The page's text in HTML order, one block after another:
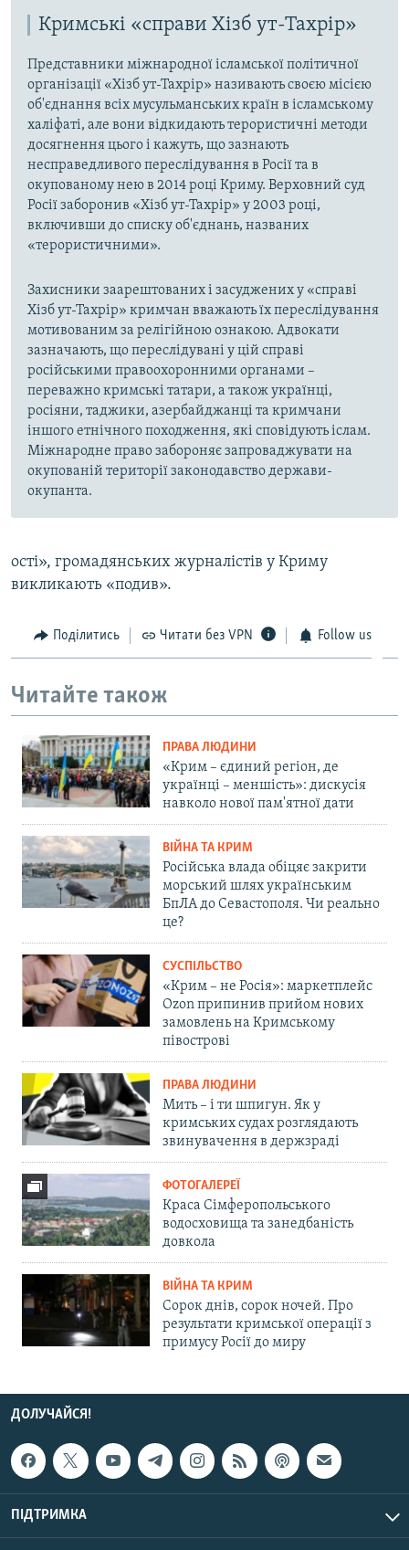
Кримські «справи Хізб ут-Тахрір»
Представники міжнародної ісламської політичної
організації «Хізб ут-Тахрір» називають своєю місією
об'єднання всіх мусульманських країн в ісламському
халіфаті, але вони відкидають терористичні методи
досягнення цього і кажуть, що зазнають
несправедливого переслідування в Росії та в
окупованому нею в 2014 році Криму. Верховний суд
Росії заборонив «Хізб ут-Тахрір» у 2003 році,
включивши до списку об'єднань, названих
«терористичними».
Захисники заарештованих і засуджених у «справі
Хізб ут-Тахрір» кримчан вважають їх переслідування
мотивованим за релігійною ознакою. Адвокати
зазначають, що переслідувані у цій справі
російськими правоохоронними органами –
переважно кримські татари, а також українці,
росіяни, таджики, азербайджанці та кримчани
іншого етнічного походження, які сповідують іслам.
Міжнародне право забороняє запроваджувати на
окупованій території законодавство держави-
окупанта.
ості», громадянських журналістів у Криму
викликають «подив».
Поділитись Читати без VPN Follow us
Читайте також
ПРАВА ЛЮДИНИ
«Крим – єдиний регіон, де
українці – меншість»: дискусія
навколо нової пам'ятної дати
ВІЙНА ТА КРИМ
Російська влада обіцяє закрити
морський шлях українським
БпЛА до Севастополя. Чи реально
це?
СУСПІЛЬСТВО
«Крим – не Росія»: маркетплейс
Ozon припинив прийом нових
замовлень на Кримському
півострові
ПРАВА ЛЮДИНИ
Мить – і ти шпигун. Як у
кримських судах розглядають
звинувачення в держзраді
ФОТОГАЛЕРЕЇ
Краса Сімферопольського
водосховища та занедбаність
довкола
ВІЙНА ТА КРИМ
Сорок днів, сорок ночей. Про
результати кримської операції з
примусу Росії до миру
ДОЛУЧАЙСЯ!
ПІДТРИМКА